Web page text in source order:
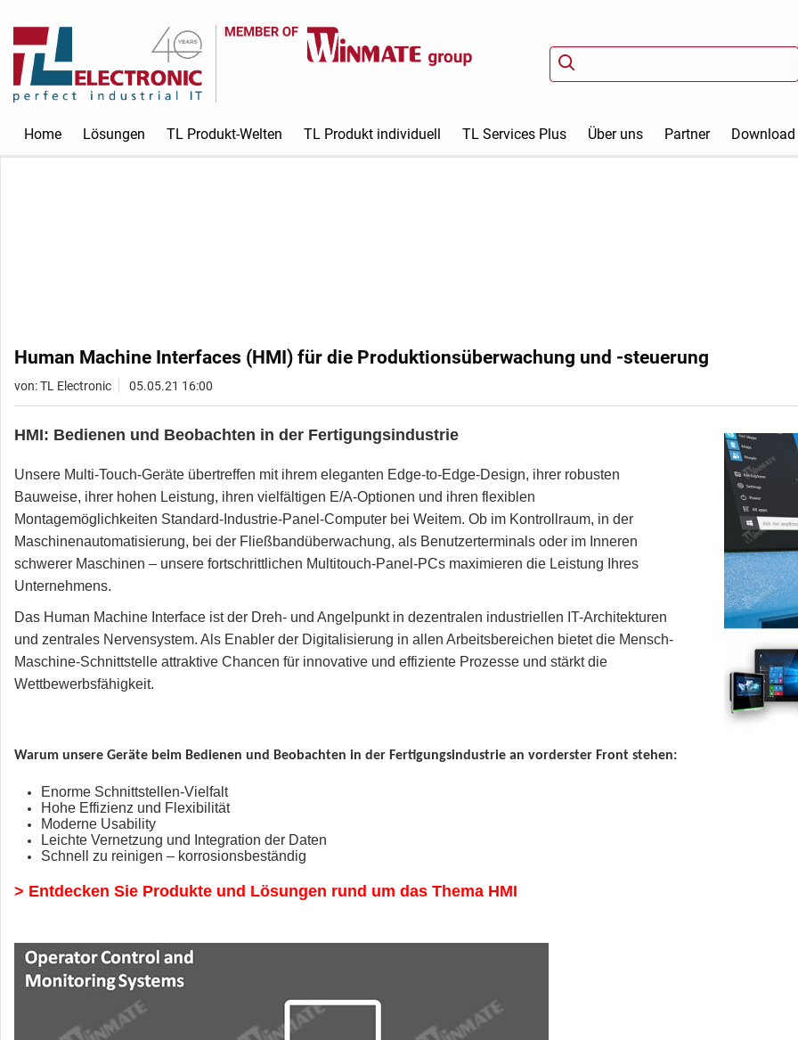
Home Lösungen TL Produkt-Welten TL Produkt individuell TL Services Plus Über uns Partner Download
Human Machine Interfaces (HMI) für die Produktionsüberwachung und -steuerung
von: TL Electronic 05.05.21 16:00
HMI: Bedienen und Beobachten in der Fertigungsindustrie
Unsere Multi-Touch-Geräte übertreffen mit ihrem eleganten Edge-to-Edge-Design, ihrer robusten
Bauweise, ihrer hohen Leistung, ihren vielfältigen E/A-Optionen und ihren flexiblen
Montagemöglichkeiten Standard-Industrie-Panel-Computer bei Weitem. Ob im Kontrollraum, in der
Maschinenautomatisierung, bei der Fließbandüberwachung, als Benutzerterminals oder im Inneren
schwerer Maschinen – unsere fortschrittlichen Multitouch-Panel-PCs maximieren die Leistung Ihres
Unternehmens.
Das Human Machine Interface ist der Dreh- und Angelpunkt in dezentralen industriellen IT-Architekturen
und zentrales Nervensystem. Als Enabler der Digitalisierung in allen Arbeitsbereichen bietet die Mensch-
Maschine-Schnittstelle attraktive Chancen für innovative und effiziente Prozesse und stärkt die
Wettbewerbsfähigkeit.
Warum unsere Geräte beim Bedienen und Beobachten in der Fertigungsindustrie an vorderster Front stehen:
Enorme Schnittstellen-Vielfalt
Hohe Effizienz und Flexibilität
Moderne Usability
Leichte Vernetzung und Integration der Daten
Schnell zu reinigen – korrosionsbeständig
> Entdecken Sie Produkte und Lösungen rund um das Thema HMI